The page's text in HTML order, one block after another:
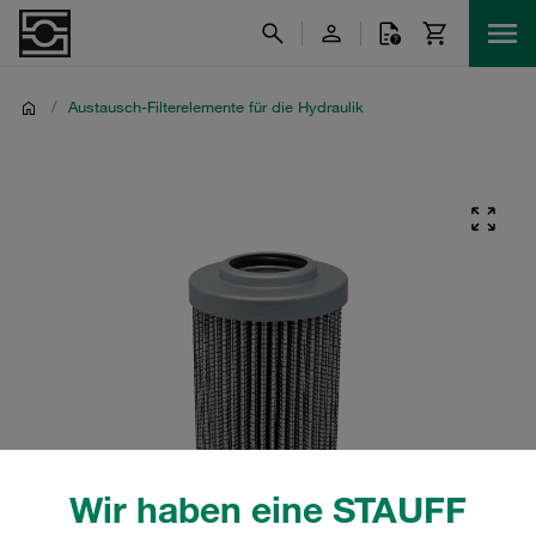
Wir haben eine STAUFF
/ Austausch-Filterelemente für die Hydraulik